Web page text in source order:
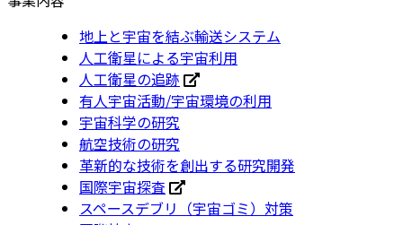
地上と宇宙を結ぶ輸送システム
人工衛星による宇宙利用
人工衛星の追跡
有人宇宙活動/宇宙環境の利用
宇宙科学の研究
航空技術の研究
革新的な技術を創出する研究開発
国際宇宙探査
スペースデブリ（宇宙ゴミ）対策